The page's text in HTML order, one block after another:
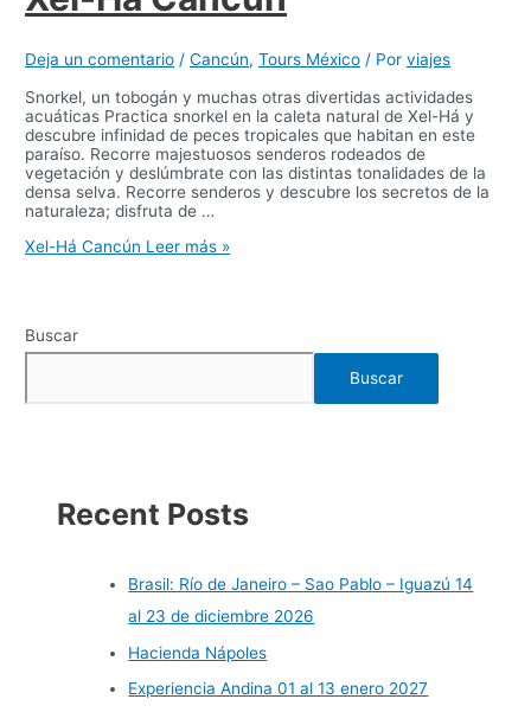
Deja un comentario /Cancún,Tours México / Porviajes
Snorkel, un tobogán y muchas otras divertidas actividades
acuáticas Practica snorkel en la caleta natural de Xel-Há y
descubre infinidad de peces tropicales que habitan en este
paraíso. Recorre majestuosos senderos rodeados de
vegetación y deslúmbrate con las distintas tonalidades de la
densa selva. Recorre senderos y descubre los secretos de la
naturaleza; disfruta de …
Xel-Há Cancún Leer más »
Buscar
Buscar
Recent Posts
Brasil: Río de Janeiro – Sao Pablo – Iguazú 14
al 23 de diciembre 2026
Hacienda Nápoles
Experiencia Andina 01 al 13 enero 2027